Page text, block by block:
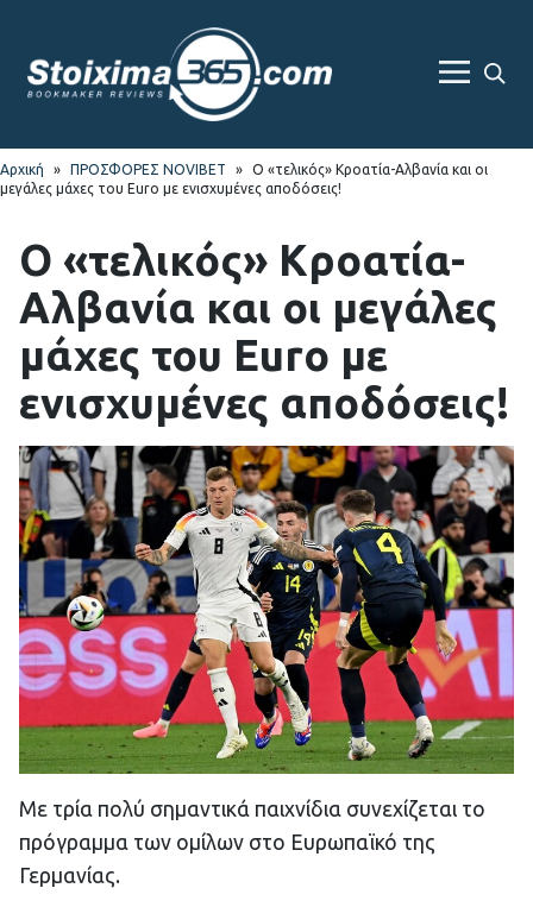
to
navigation
to
content
Αρχική » ΠΡΟΣΦΟΡΕΣ NOVIBET »
Ο «τελικός» Κροατία-Αλβανία και οι
μεγάλες μάχες του Euro με ενισχυμένες αποδόσεις!
Ο «τελικός» Κροατία-
Αλβανία και οι μεγάλες
μάχες του Euro με
ενισχυμένες αποδόσεις!
Με τρία πολύ σημαντικά παιχνίδια συνεχίζεται το
πρόγραμμα των ομίλων στο Ευρωπαϊκό της
Γερμανίας.